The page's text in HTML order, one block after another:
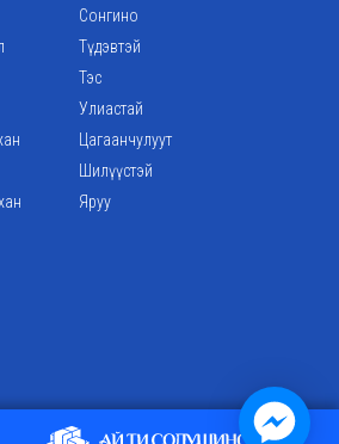
Сонгино
Түдэвтэй
Тэс
Улиастай
Цагаанчулуут
Шилүүстэй
Яруу